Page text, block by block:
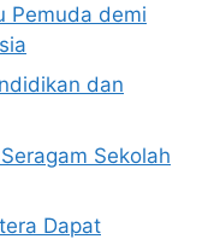
Pemuda demi
dan
Sekolah
Dapat